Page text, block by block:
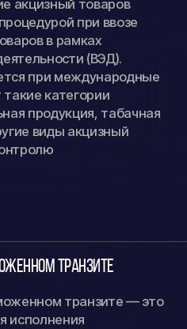
акцизный товаров
при ввозе
в рамках
(ВЭД).
при международные
категории
продукция, табачная
виды акцизный
транзите
транзите — это
исполнения